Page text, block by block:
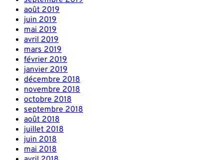
août 2019
juin 2019
mai 2019
avril 2019
mars 2019
février 2019
janvier 2019
décembre 2018
novembre 2018
octobre 2018
septembre 2018
août 2018
juillet 2018
juin 2018
mai 2018